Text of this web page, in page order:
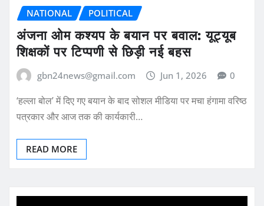
NATIONAL POLITICAL
अंजना ओम कश्यप के बयान पर बवाल: यूट्यूब
शिक्षकों पर टिप्पणी से छिड़ी नई बहस
gbn24news@gmail.com Jun 1, 2026 0
‘हल्ला बोल’ में दिए गए बयान के बाद सोशल मीडिया पर मचा हंगामा वरिष्ठ
पत्रकार और आज तक की कार्यकारी…
READ MORE